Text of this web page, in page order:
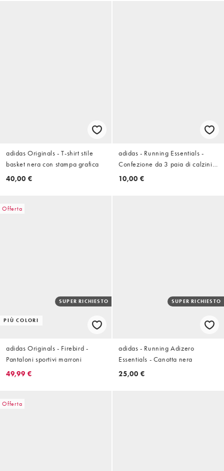
adidas Originals - T-shirt stile
basket nera con stampa grafica
40,00 €
adidas - Running Essentials -
Confezione da 3 paia di calzini
sportivi bianchi e grigi
10,00 €
Offerta
PIÙ COLORI
SUPER RICHIESTO
adidas Originals - Firebird -
Pantaloni sportivi marroni
49,99 €
SUPER RICHIESTO
adidas - Running Adizero
Essentials - Canotta nera
25,00 €
Offerta